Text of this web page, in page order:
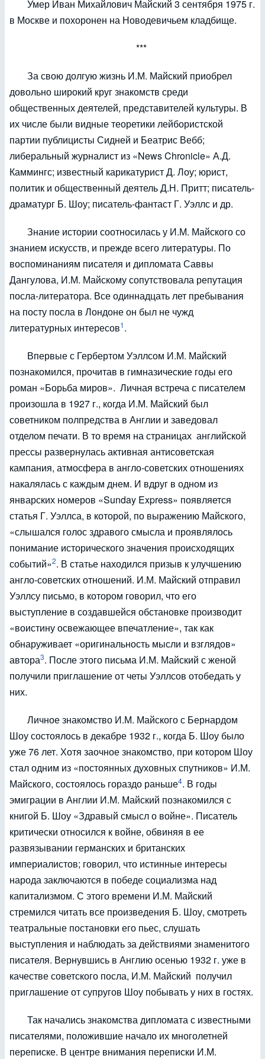
Умер Иван Михайлович Майский 3 сентября 1975 г.
в Москве и похоронен на Новодевичьем кладбище.
***
За свою долгую жизнь И.М. Майский приобрел
довольно широкий круг знакомств среди
общественных деятелей, представителей культуры. В
их числе были видные теоретики лейбористской
партии публицисты Сидней и Беатрис Вебб;
либеральный журналист из «News Chronicle» А.Д.
Каммингс; известный карикатурист Д. Лоу; юрист,
политик и общественный деятель Д.Н. Притт; писатель-
драматург Б. Шоу; писатель-фантаст Г. Уэллс и др.
Знание истории соотносилась у И.М. Майского со
знанием искусств, и прежде всего литературы. По
воспоминаниям писателя и дипломата Саввы
Дангулова, И.М. Майскому сопутствовала репутация
посла-литератора. Все одиннадцать лет пребывания
на посту посла в Лондоне он был не чужд
литературных интересов1.
Впервые с Гербертом Уэллсом И.М. Майский
познакомился, прочитав в гимназические годы его
роман «Борьба миров». Личная встреча с писателем
произошла в 1927 г., когда И.М. Майский был
советником полпредства в Англии и заведовал
отделом печати. В то время на страницах английской
прессы развернулась активная антисоветская
кампания, атмосфера в англо-советских отношениях
накалялась с каждым днем. И вдруг в одном из
январских номеров «Sunday Express» появляется
статья Г. Уэллса, в которой, по выражению Майского,
«слышался голос здравого смысла и проявлялось
понимание исторического значения происходящих
событий»2. В статье находился призыв к улучшению
англо-советских отношений. И.М. Майский отправил
Уэллсу письмо, в котором говорил, что его
выступление в создавшейся обстановке производит
«воистину освежающее впечатление», так как
обнаруживает «оригинальность мысли и взглядов»
автора3. После этого письма И.М. Майский с женой
получили приглашение от четы Уэллсов отобедать у
них.
Личное знакомство И.М. Майского с Бернардом
Шоу состоялось в декабре 1932 г., когда Б. Шоу было
уже 76 лет. Хотя заочное знакомство, при котором Шоу
стал одним из «постоянных духовных спутников» И.М.
Майского, состоялось гораздо раньше4. В годы
эмиграции в Англии И.М. Майский познакомился с
книгой Б. Шоу «Здравый смысл о войне». Писатель
критически относился к войне, обвиняя в ее
развязывании германских и британских
империалистов; говорил, что истинные интересы
народа заключаются в победе социализма над
капитализмом. С этого времени И.М. Майский
стремился читать все произведения Б. Шоу, смотреть
театральные постановки его пьес, слушать
выступления и наблюдать за действиями знаменитого
писателя. Вернувшись в Англию осенью 1932 г. уже в
качестве советского посла, И.М. Майский получил
приглашение от супругов Шоу побывать у них в гостях.
Так начались знакомства дипломата с известными
писателями, положившие начало их многолетней
переписке. В центре внимания переписки И.М.